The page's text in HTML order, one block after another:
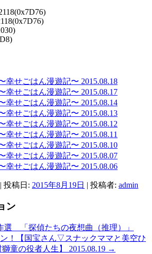
せごはん漫遊記〜 2015.08.18
せごはん漫遊記〜 2015.08.17
せごはん漫遊記〜 2015.08.14
せごはん漫遊記〜 2015.08.13
せごはん漫遊記〜 2015.08.12
せごはん漫遊記〜 2015.08.11
せごはん漫遊記〜 2015.08.10
せごはん漫遊記〜 2015.08.07
せごはん漫遊記〜 2015.08.06
| 投稿日: 2015年8月19日 | 投稿者: admin
ン
選 「探偵たちの夜想曲（推理）」
！【国宝さん▽スナックママと美空ひ
童の役者人生】 2015.08.19 →